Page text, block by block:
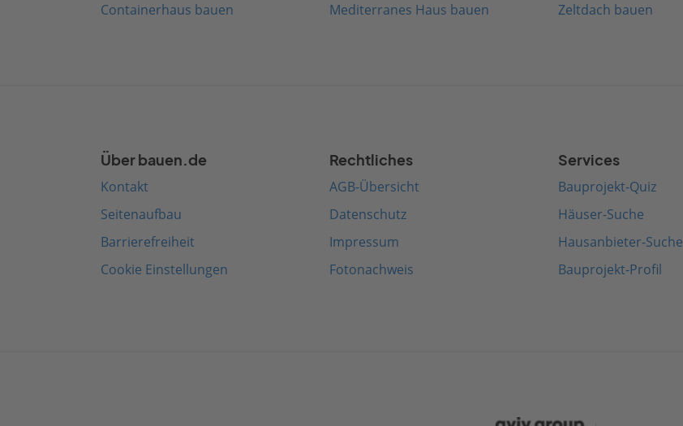
Containerhaus bauen
Mediterranes Haus bauen
Zeltdach bauen
Über bauen.de
Kontakt
Seitenaufbau
Barrierefreiheit
Cookie Einstellungen
Rechtliches
AGB-Übersicht
Datenschutz
Impressum
Fotonachweis
Services
Bauprojekt-Quiz
Häuser-Suche
Hausanbieter-Suche
Bauprojekt-Profil